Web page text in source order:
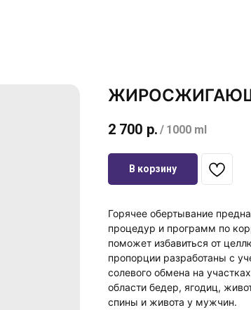
2 700 р. / 1000 ml
В корзину
Горячее обертывание
процедур и программ по
поможет избавиться от
пропорции разработаны с
солевого обмена на
области бедер, ягодиц,
спины и живота у мужчин.